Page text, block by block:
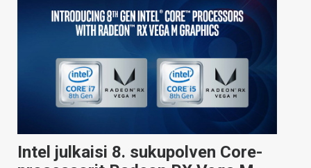
VAIHDA TEEMA
Intel julkaisi 8. sukupolven Core-